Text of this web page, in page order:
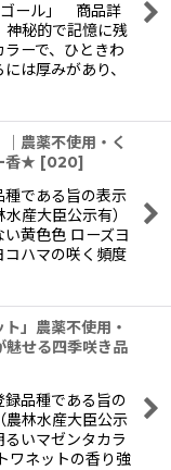
ール」 商品詳
神秘的で記憶に残
ーで、ひときわ
は厚みがあり、
農薬不使用・く
香★ [020]
である旨の表示
産大臣公示有）
黄色色 ローズヨ
コハマの咲く頻度
」農薬不使用・
魅せる四季咲き品
品種である旨の
林水産大臣公示
いマゼンタカラ
ワネットの香り強